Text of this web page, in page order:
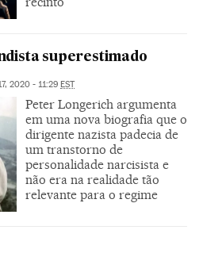
superestimado
2020 - 11:29 EST
Peter Longerich argumenta
em uma nova biografia que o
dirigente nazista padecia de
um transtorno de
personalidade narcisista e
não era na realidade tão
relevante para o regime